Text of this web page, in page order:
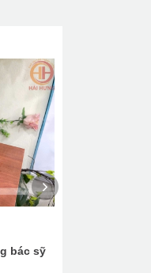
bác sỹ